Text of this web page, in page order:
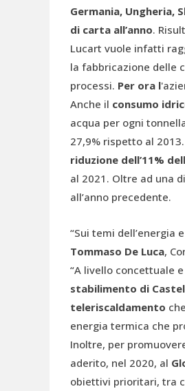
Germania, Ungheria,
di carta all’anno.
Lucart vuole infatti
la fabbricazione delle
processi. Per ora l
Anche il consumo
acqua per ogni
27,9% rispetto al
riduzione dell’11%
al 2021. Oltre ad una
all’anno precedente.
“Sui temi
Tommaso De Luca,
“A livello concettuale
stabilimento di
teleriscaldamento
energia termica che
Inoltre, per
aderito, nel 2020, al
obiettivi prioritari, tra